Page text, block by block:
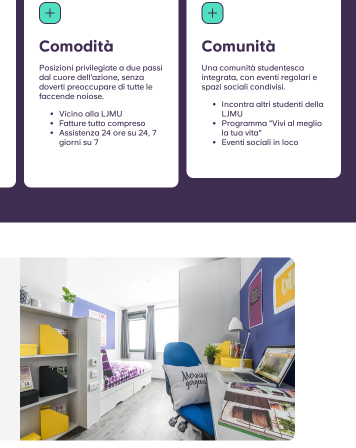
Comodità
Posizioni privilegiate a due passi
dal cuore dell'azione, senza
doverti preoccupare di tutte le
faccende noiose.
Vicino alla LJMU
Fatture tutto compreso
Assistenza 24 ore su 24, 7
giorni su 7
Comunità
Una comunità studentesca
integrata, con eventi regolari e
spazi sociali condivisi.
Incontra altri studenti della
LJMU
Programma "Vivi al meglio
la tua vita"
Eventi sociali in loco